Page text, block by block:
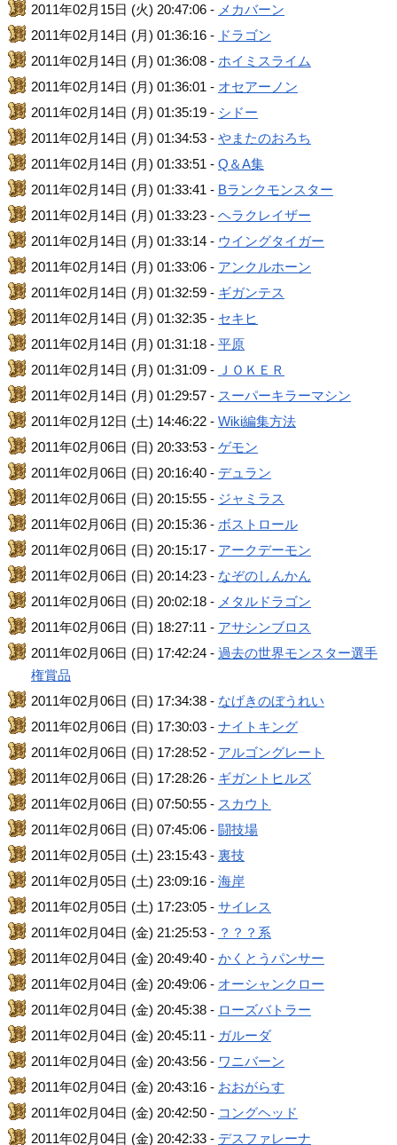
2011年02月15日 (火) 20:47:06 - メカバーン
2011年02月14日 (月) 01:36:16 - ドラゴン
2011年02月14日 (月) 01:36:08 - ホイミスライム
2011年02月14日 (月) 01:36:01 - オセアーノン
2011年02月14日 (月) 01:35:19 - シドー
2011年02月14日 (月) 01:34:53 -やまたのおろち
2011年02月14日 (月) 01:33:51 -Q＆A集
2011年02月14日 (月) 01:33:41 - Bランクモンスター
2011年02月14日 (月) 01:33:23 -ヘラクレイザー
2011年02月14日 (月) 01:33:14 - ウイングタイガー
2011年02月14日 (月) 01:33:06 - アンクルホーン
2011年02月14日 (月) 01:32:59 - ギガンテス
2011年02月14日 (月) 01:32:35 - セキヒ
2011年02月14日 (月) 01:31:18 -平原
2011年02月14日 (月) 01:31:09 -
ＪＯＫＥＲ
2011年02月14日 (月) 01:29:57 - スーパーキラーマシン
2011年02月12日 (土) 14:46:22 -Wiki編集方法
2011年02月06日 (日) 20:33:53 -ゲモン
2011年02月06日 (日) 20:16:40 - デュラン
2011年02月06日 (日) 20:15:55 - ジャミラス
2011年02月06日 (日) 20:15:36 - ボストロール
2011年02月06日 (日) 20:15:17 - アークデーモン
2011年02月06日 (日) 20:14:23 - なぞのしんかん
2011年02月06日 (日) 20:02:18 - メタルドラゴン
2011年02月06日 (日) 18:27:11 - アサシンブロス
2011年02月06日 (日) 17:42:24 -過去の世界モンスター選手
権賞品
2011年02月06日 (日) 17:34:38 - なげきのぼうれい
2011年02月06日 (日) 17:30:03 -ナイトキング
2011年02月06日 (日) 17:28:52 - アルゴングレート
2011年02月06日 (日) 17:28:26 - ギガントヒルズ
2011年02月06日 (日) 07:50:55 - スカウト
2011年02月06日 (日) 07:45:06 - 闘技場
2011年02月05日 (土) 23:15:43 -裏技
2011年02月05日 (土) 23:09:16 -海岸
2011年02月05日 (土) 17:23:05 -サイレス
2011年02月04日 (金) 21:25:53 - ？？？系
2011年02月04日 (金) 20:49:40 -かくとうパンサー
2011年02月04日 (金) 20:49:06 - オーシャンクロー
2011年02月04日 (金) 20:45:38 - ローズバトラー
2011年02月04日 (金) 20:45:11 - ガルーダ
2011年02月04日 (金) 20:43:56 - ワニバーン
2011年02月04日 (金) 20:43:16 - おおがらす
2011年02月04日 (金) 20:42:50 - コングヘッド
2011年02月04日 (金) 20:42:33 - デスファレーナ